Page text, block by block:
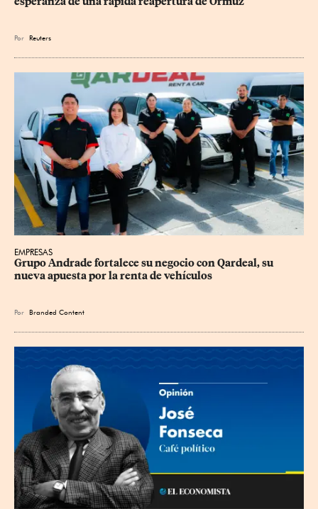
Por Reuters
EMPRESAS
Grupo Andrade fortalece su negocio con Qardeal, su
nueva apuesta por la renta de vehículos
Por Branded Content